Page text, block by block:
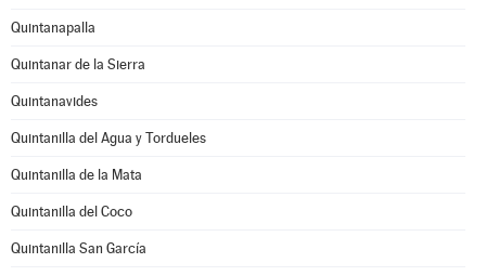
Quintanapalla
Quintanar de la Sierra
Quintanavides
Quintanilla del Agua y Tordueles
Quintanilla de la Mata
Quintanilla del Coco
Quintanilla San García